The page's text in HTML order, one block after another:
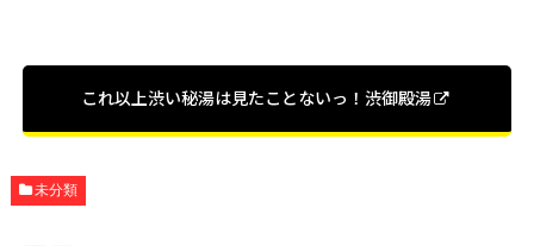
これ以上渋い秘湯は見たことないっ！渋御殿湯
未分類